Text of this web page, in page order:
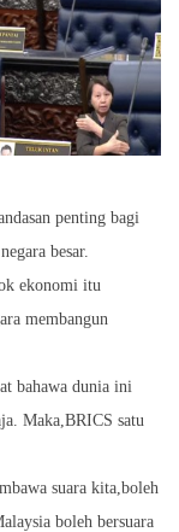
penting bagi
besar.
ekonomi itu
membangun
bahawa dunia ini
Maka,BRICS satu
suara kita,boleh
boleh bersuara